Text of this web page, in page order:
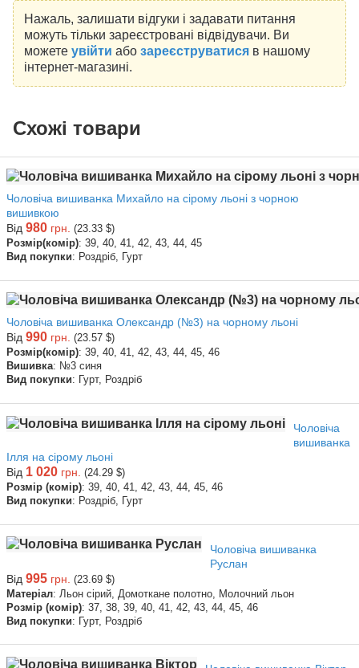
Нажаль, залишати відгуки і задавати питання
можуть тільки зареєстровані відвідувачи. Ви
можете увійти або зареєструватисяв нашому
інтернет-магазині.
Схожі товари
Чоловіча вишиванка Михайло на сірому льоні з чорною
вишивкою
Від 980 грн. (23.33 $)
Розмір(комір): 39, 40, 41, 42, 43, 44, 45
Вид покупки: Роздріб, Гурт
Чоловіча вишиванка Олександр (№3) на чорному льоні
Від 990 грн. (23.57 $)
Розмір(комір): 39, 40, 41, 42, 43, 44, 45, 46
Вишивка: №3 синя
Вид покупки: Гурт, Роздріб
Чоловіча
вишиванка
Ілля на сірому льоні
Від 1 020 грн. (24.29 $)
Розмір (комір): 39, 40, 41, 42, 43, 44, 45, 46
Вид покупки: Роздріб, Гурт
Чоловіча вишиванка
Руслан
Від 995 грн. (23.69 $)
Матеріал: Льон сірий, Домоткане полотно, Молочний льон
Розмір (комір): 37, 38, 39, 40, 41, 42, 43, 44, 45, 46
Вид покупки: Гурт, Роздріб